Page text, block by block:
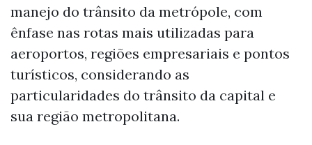
manejo do trânsito da metrópole, com
ênfase nas rotas mais utilizadas para
aeroportos, regiões empresariais e pontos
turísticos, considerando as
particularidades do trânsito da capital e
sua região metropolitana.